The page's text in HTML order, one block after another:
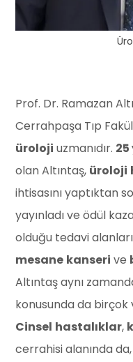
Prof. Dr. Ramazan
Cerrahpaşa Tıp
üroloji uzmanıdır. 25
olan Altıntaş, üroloji
ihtisasını yaptıktan
yayınladı ve ödül
olduğu tedavi
mesane kanseri ve
Altıntaş aynı
konusunda da birçok
Cinsel hastalıklar,
cerrahisi alanında